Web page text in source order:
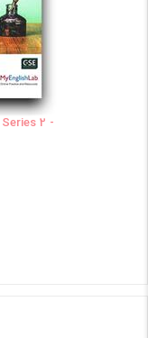
2 -